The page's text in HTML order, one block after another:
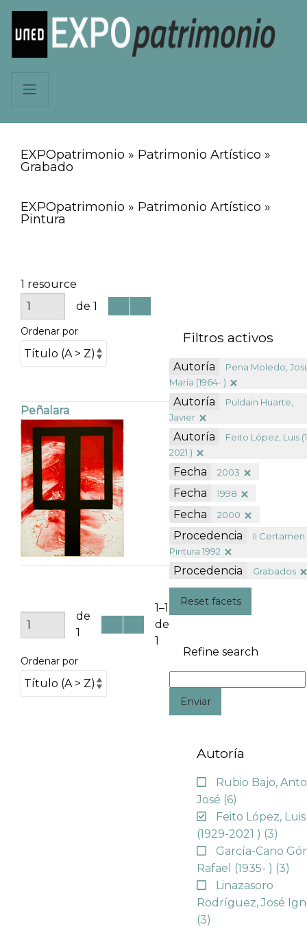
EXPOpatrimonio » Patrimonio Artístico »
Grabado
EXPOpatrimonio » Patrimonio Artístico »
Pintura
1 resource
de 1
Ordenar por
Peñalara
de
1
1–1
de
1
Ordenar por
Filtros activos
Autoría
Pena Moledo,
María (1964- )
Autoría
Puldain Huarte,
Javier
Autoría
Feito López, Luis
2021 )
Fecha 2003
Fecha 1998
Fecha 2000
Procedencia
II
Pintura 1992
Procedencia Grabados
Reset facets
Refine search
Enviar
Autoría
Rubio Bajo,
José (6)
Feito López, Luis
(1929-2021 ) (3)
García-Cano
Rafael (1935- ) (3)
Linazasoro
Rodríguez, José
(3)